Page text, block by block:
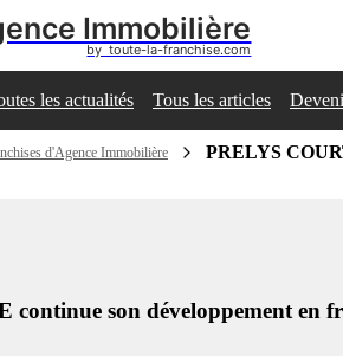
Immobilière
by  toute-la-franchise.com
les actualités Tous les articles
d'Agence Immobilière PRELYS
son développement en